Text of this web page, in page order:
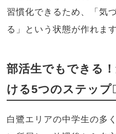
習慣化できるため、「気
る」という状態が作れま
部活生でもできる
ける5つのステップ
白鷺エリアの中学生の多